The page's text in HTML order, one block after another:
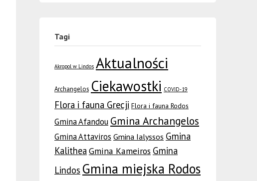
Tagi
Akropol w Lindos Aktualności
Archangelos Ciekawostki COVID-19
Flora i fauna Grecji Flora i fauna Rodos
Gmina Afandou Gmina Archangelos
Gmina Attaviros Gmina Ialyssos Gmina
KalitheaGmina Kameiros Gmina
Lindos Gmina miejska Rodos